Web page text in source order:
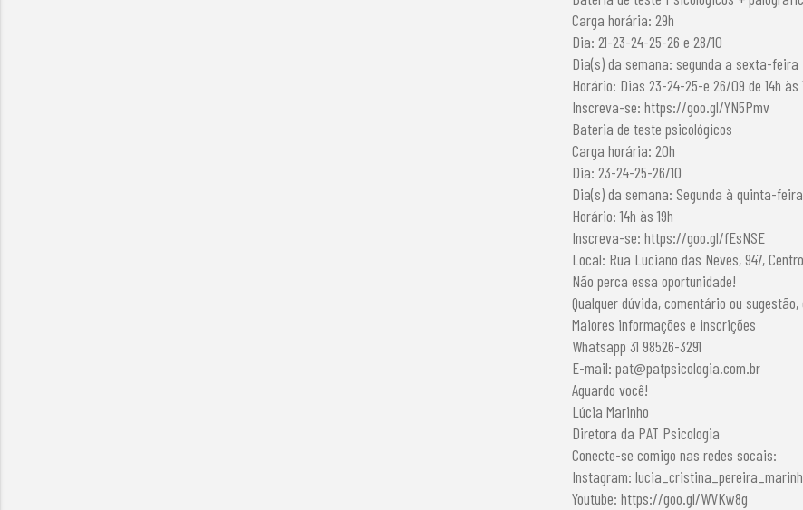
Carga horária: 29h
Dia: 21-23-24-25-26 e 28/10
Dia(s) da semana: segunda a sexta-feira
Horário: Dias 23-24-25-e 26/09 de 14h às
Inscreva-se: https://goo.gl/YN5Pmv
Bateria de teste psicológicos
Carga horária: 20h
Dia: 23-24-25-26/10
Dia(s) da semana: Segunda à quinta-feira
Horário: 14h às 19h
Inscreva-se: https://goo.gl/fEsNSE
Local: Rua Luciano das Neves, 947,
Não perca essa oportunidade!
Qualquer dúvida, comentário ou
Maiores informações e inscrições
Whatsapp 31 98526-3291
E-mail:pat@patpsicologia.com.br
Aguardo você!
Lúcia Marinho
Diretora da PAT Psicologia
Conecte-se comigo nas redes socais:
Instagram:
Youtube: https://goo.gl/WVKw8g